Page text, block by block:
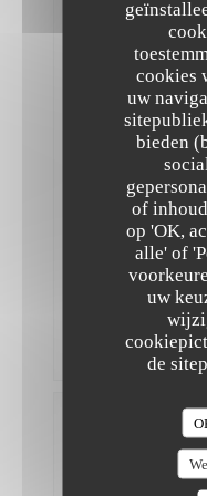
cookies
uw
bieden
of
op 'OK,
alle' of
uw
de
Atmosfeer
Kwaliteit
/5
The